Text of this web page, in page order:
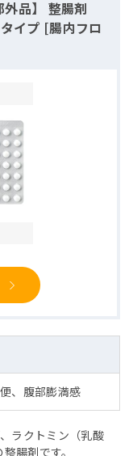
品】 整腸剤
イプ [腸内フロ
、腹部膨満感
ラクトミン（乳酸
腸剤です。